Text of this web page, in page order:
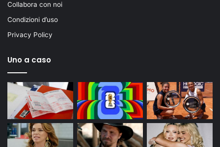
Collabora con noi
Condizioni d’uso
Privacy Policy
Uno a caso